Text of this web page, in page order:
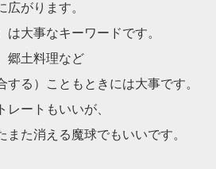
広がります。
は大事なキーワードです。
郷土料理など
する）こともときには大事です。
レートもいいが、
また消える魔球でもいいです。